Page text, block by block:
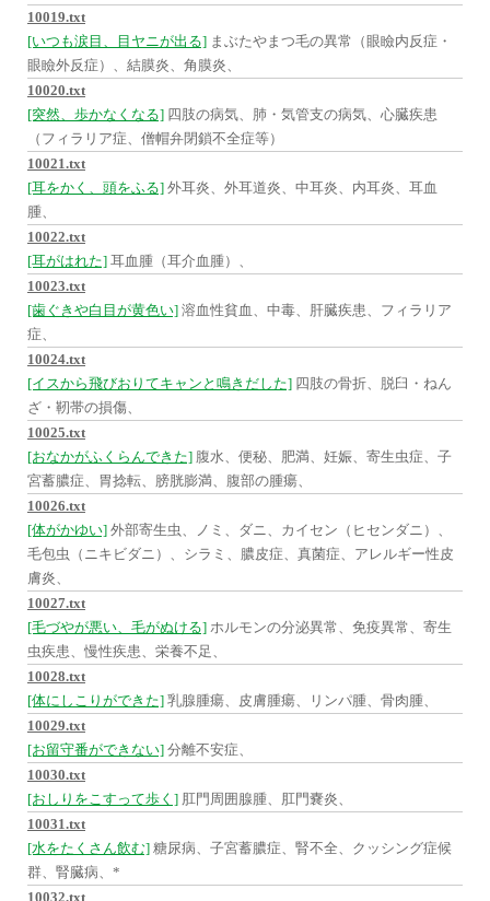
10019.txt
[いつも涙目、目ヤニが出る] まぶたやまつ毛の異常（眼瞼内反症・
眼瞼外反症）、結膜炎、角膜炎、
10020.txt
[突然、歩かなくなる] 四肢の病気、肺・気管支の病気、心臓疾患
（フィラリア症、僧帽弁閉鎖不全症等）
10021.txt
[耳をかく、頭をふる] 外耳炎、外耳道炎、中耳炎、内耳炎、耳血
腫、
10022.txt
[耳がはれた] 耳血腫（耳介血腫）、
10023.txt
[歯ぐきや白目が黄色い] 溶血性貧血、中毒、肝臓疾患、フィラリア
症、
10024.txt
[イスから飛びおりてキャンと鳴きだした] 四肢の骨折、脱臼・ねん
ざ・靭帯の損傷、
10025.txt
[おなかがふくらんできた] 腹水、便秘、肥満、妊娠、寄生虫症、子
宮蓄膿症、胃捻転、膀胱膨満、腹部の腫瘍、
10026.txt
[体がかゆい] 外部寄生虫、ノミ、ダニ、カイセン（ヒセンダニ）、
毛包虫（ニキビダニ）、シラミ、膿皮症、真菌症、アレルギー性皮
膚炎、
10027.txt
[毛づやが悪い、毛がぬける] ホルモンの分泌異常、免疫異常、寄生
虫疾患、慢性疾患、栄養不足、
10028.txt
[体にしこりができた] 乳腺腫瘍、皮膚腫瘍、リンパ腫、骨肉腫、
10029.txt
[お留守番ができない] 分離不安症、
10030.txt
[おしりをこすって歩く] 肛門周囲腺腫、肛門嚢炎、
10031.txt
[水をたくさん飲む] 糖尿病、子宮蓄膿症、腎不全、クッシング症候
群、腎臓病、*
10032.txt